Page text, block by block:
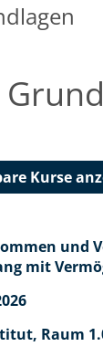
Kurse
und
mit
Raum